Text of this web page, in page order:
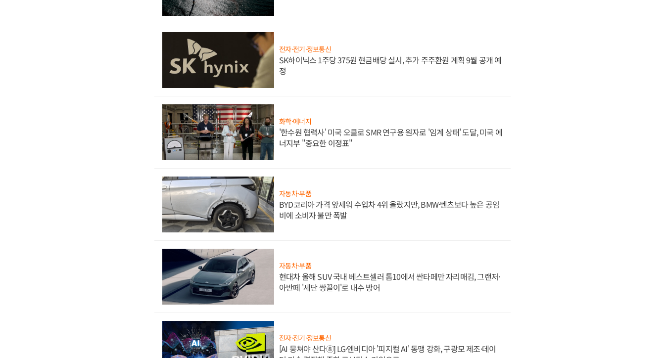
전자·전기·정보통신
SK하이닉스 1주당 375원 현금배당 실시, 추가 주주환원 계획 9월 공개 예
정
화학·에너지
'한수원 협력사' 미국 오클로 SMR 연구용 원자로 '임계 상태' 도달, 미국 에
너지부 "중요한 이정표"
자동차·부품
BYD코리아 가격 앞세워 수입차 4위 올랐지만, BMW·벤츠보다 높은 공임
비에 소비자 불만 폭발
자동차·부품
현대차 올해 SUV 국내 베스트셀러 톱10에서 싼타페만 자리매김, 그랜저·
아반떼 '세단 쌍끌이'로 내수 방어
전자·전기·정보통신
[AI 뭉쳐야 산다⑧] LG·엔비디아 '피지컬 AI' 동맹 강화, 구광모 제조·데이